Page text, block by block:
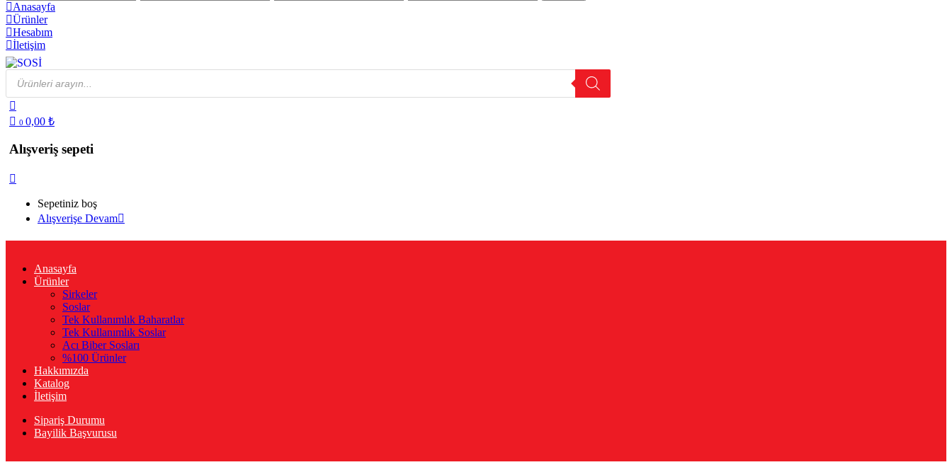
Anasayfa
Ürünler
Hesabım
İletişim
Products
search
0 0,00 ₺
Alışveriş sepeti
Sepetiniz boş
Alışverişe Devam
Anasayfa
Ürünler
Sirkeler
Soslar
Tek Kullanımlık Baharatlar
Tek Kullanımlık Soslar
Acı Biber Sosları
%100 Ürünler
Hakkımızda
Katalog
İletişim
Sipariş Durumu
Bayilik Başvurusu